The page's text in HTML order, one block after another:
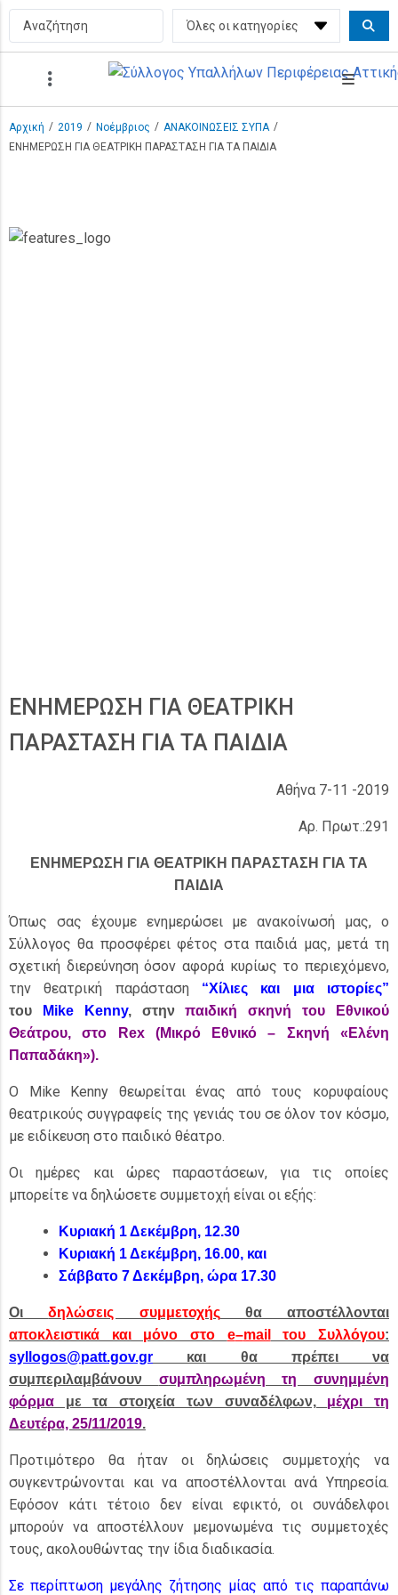
Αρχική / 2019 / Νοέμβριος / ΑΝΑΚΟΙΝΩΣΕΙΣ ΣΥΠΑ /
ΕΝΗΜΕΡΩΣΗ ΓΙΑ ΘΕΑΤΡΙΚΗ ΠΑΡΑΣΤΑΣΗ ΓΙΑ ΤΑ ΠΑΙΔΙΑ
ΕΝΗΜΕΡΩΣΗ ΓΙΑ ΘΕΑΤΡΙΚΗ
ΠΑΡΑΣΤΑΣΗ ΓΙΑ ΤΑ ΠΑΙΔΙΑ
Αθήνα 7-11 -2019
Αρ. Πρωτ.:291
ΕΝΗΜΕΡΩΣΗ ΓΙΑ ΘΕΑΤΡΙΚΗ ΠΑΡΑΣΤΑΣΗ ΓΙΑ ΤΑ
ΠΑΙΔΙΑ
Όπως σας έχουμε ενημερώσει με ανακοίνωσή μας, ο
Σύλλογος θα προσφέρει φέτος στα παιδιά μας, μετά τη
σχετική διερεύνηση όσον αφορά κυρίως το περιεχόμενο,
την θεατρική παράσταση
“Χίλιες και μια ιστορίες”
του
Mike Kenny, στηνπαιδική σκηνή του Εθνικού
Θεάτρου, στο Rex (Μικρό Εθνικό – Σκηνή «Ελένη
Παπαδάκη»).
Ο Mike Kenny θεωρείται ένας από τους κορυφαίους
θεατρικούς συγγραφείς της γενιάς του σε όλον τον κόσμο,
με ειδίκευση στο παιδικό θέατρο.
Οι ημέρες και ώρες παραστάσεων, για τις οποίες
μπορείτε να δηλώσετε συμμετοχή είναι οι εξής:
Κυριακή 1 Δεκέμβρη, 12.30
Κυριακή 1 Δεκέμβρη, 16.00, και
Σάββατο 7 Δεκέμβρη, ώρα 17.30
Οιδηλώσεις συμμετοχήςθα αποστέλλονται
αποκλειστικά και μόνο στο e–mail του Συλλόγου:
syllogos@patt.gov.gr και θα πρέπει να
συμπεριλαμβάνουν συμπληρωμένη τη συνημμένη
φόρμα με τα στοιχεία των συναδέλφων, μέχρι τη
Δευτέρα, 25/11/2019.
Προτιμότερο θα ήταν οι δηλώσεις συμμετοχής να
συγκεντρώνονται και να αποστέλλονται ανά Υπηρεσία.
Εφόσον κάτι τέτοιο δεν είναι εφικτό, οι συνάδελφοι
μπορούν να αποστέλλουν μεμονωμένα τις συμμετοχές
τους, ακολουθώντας την ίδια διαδικασία.
Σε περίπτωση μεγάλης ζήτησης μίας από τις παραπάνω